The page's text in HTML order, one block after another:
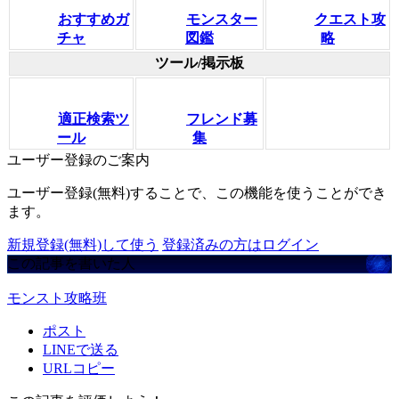
おすすめガ
チャ
モンスター
図鑑
クエスト攻
略
ツール/掲示板
適正検索ツ
ール
フレンド募
集
ユーザー登録のご案内
ユーザー登録(無料)することで、この機能を使うことができ
ます。
新規登録(無料)して使う 登録済みの方はログイン
この記事を書いた人
モンスト攻略班
ポスト
LINEで送る
URLコピー